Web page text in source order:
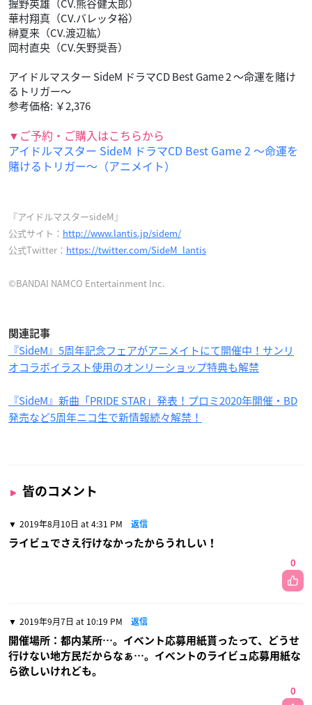
握野英雄（CV.熊谷健太郎）
華村翔真（CV.バレッタ裕）
榊夏来（CV.渡辺紘）
岡村直央（CV.矢野奨吾）
アイドルマスター SideM ドラマCD Best Game 2 ～命運を賭け
るトリガー～
参考価格: ￥2,376
▼ご予約・ご購入はこちらから
アイドルマスター SideM ドラマCD Best Game 2 ～命運を
賭けるトリガー～（アニメイト）
『アイドルマスターsideM』
公式サイト： http://www.lantis.jp/sidem/
公式Twitter： https://twitter.com/SideM_lantis
©BANDAI NAMCO Entertainment Inc.
関連記事
『SideM』5周年記念フェアがアニメイトにて開催中！サンリ
オコラボイラスト使用のオンリーショップ特典も解禁
『SideM』新曲「PRIDE STAR」発表！プロミ2020年開催・BD
発売など5周年ニコ生で新情報続々解禁！
皆のコメント
2019年8月10日 at 4:31 PM 返信
ライビュでさえ行けなかったからうれしい！
0
2019年9月7日 at 10:19 PM 返信
開催場所：都内某所…。イベント応募用紙貰ったって、どうせ
行けない地方民だからなぁ…。イベントのライビュ応募用紙な
ら欲しいけれども。
0